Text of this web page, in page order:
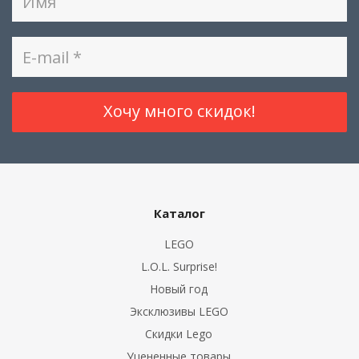
Каталог
LEGO
L.O.L. Surprise!
Новый год
Эксклюзивы LEGO
Скидки Lego